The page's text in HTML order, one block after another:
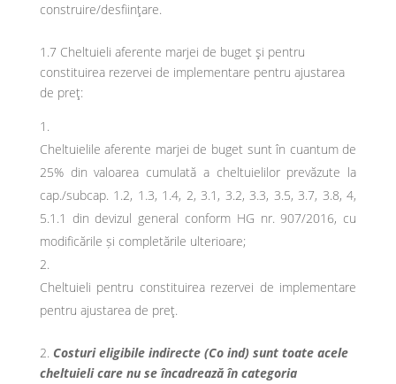
construire/desfiinţare.
1.7 Cheltuieli aferente marjei de buget şi pentru
constituirea rezervei de implementare pentru ajustarea
de preţ:
Cheltuielile aferente marjei de buget sunt în cuantum de
25% din valoarea cumulată a cheltuielilor prevăzute la
cap./subcap. 1.2, 1.3, 1.4, 2, 3.1, 3.2, 3.3, 3.5, 3.7, 3.8, 4,
5.1.1 din devizul general conform HG nr. 907/2016, cu
modificările și completările ulterioare;
Cheltuieli pentru constituirea rezervei de implementare
pentru ajustarea de preţ.
2. Costuri eligibile indirecte (Co ind) sunt toate acele
cheltuieli care nu se încadrează în categoria